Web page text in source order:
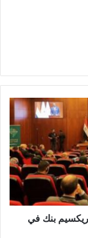
بنك في